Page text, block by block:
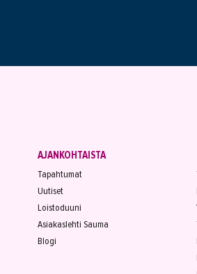
AJANKOHTAISTA
Tapahtumat
Uutiset
Loistoduuni
Asiakaslehti Sauma
Blogi